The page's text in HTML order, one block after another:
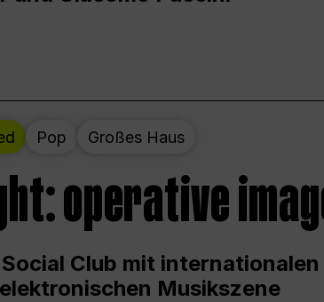
Pop Großes Haus
operative
Club mit
Musikszene